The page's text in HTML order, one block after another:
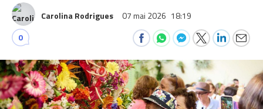
Carolina Rodrigues 07 mai 2026 18:19
0